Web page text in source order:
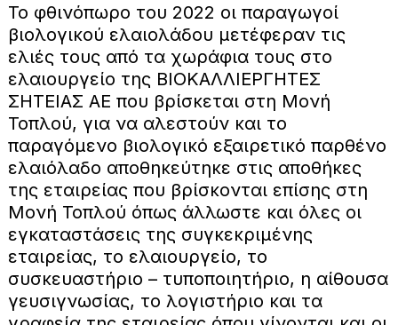
Το φθινόπωρο του 2022 οι παραγωγοί
βιολογικού ελαιολάδου μετέφεραν τις
ελιές τους από τα χωράφια τους στο
ελαιουργείο της ΒΙΟΚΑΛΛΙΕΡΓΗΤΕΣ
ΣΗΤΕΙΑΣ ΑΕ που βρίσκεται στη Μονή
Τοπλού, για να αλεστούν και το
παραγόμενο βιολογικό εξαιρετικό παρθένο
ελαιόλαδο αποθηκεύτηκε στις αποθήκες
της εταιρείας που βρίσκονται επίσης στη
Μονή Τοπλού όπως άλλωστε και όλες οι
εγκαταστάσεις της συγκεκριμένης
εταιρείας, το ελαιουργείο, το
συσκευαστήριο – τυποποιητήριο, η αίθουσα
γευσιγνωσίας, το λογιστήριο και τα